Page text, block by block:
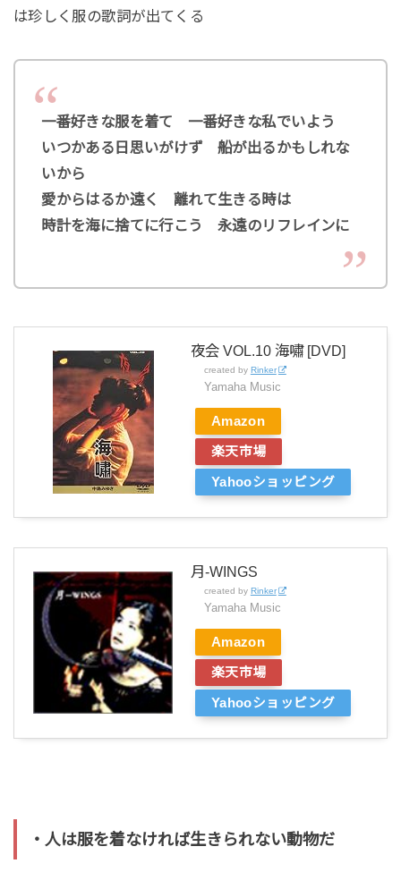
は珍しく服の歌詞が出てくる
一番好きな服を着て 一番好きな私でいよう
いつかある日思いがけず 船が出るかもしれな
いから
愛からはるか遠く 離れて生きる時は
時計を海に捨てに行こう 永遠のリフレインに
夜会 VOL.10 海嘯 [DVD]
created by Rinker
Yamaha Music
Amazon
楽天市場
Yahooショッピング
月-WINGS
created by Rinker
Yamaha Music
Amazon
楽天市場
Yahooショッピング
・人は服を着なければ生きられない動物だ